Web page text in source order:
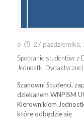
o
27 października,
Spotkanie studentów z
Jednostki Dydaktycznej
Szanowni Studenci,
dziekanem WNPiSM
Kierownikiem
które odbędzie się